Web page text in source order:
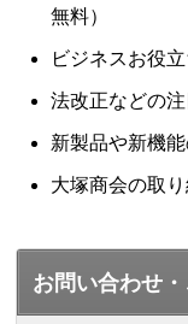
無料）
ビジネスお役
法改正などの
新製品や新機
大塚商会の取
お問い合わせ